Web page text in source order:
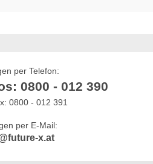
per Telefon:
0800 - 012 390
0800 - 012 391
per E-Mail:
x.at